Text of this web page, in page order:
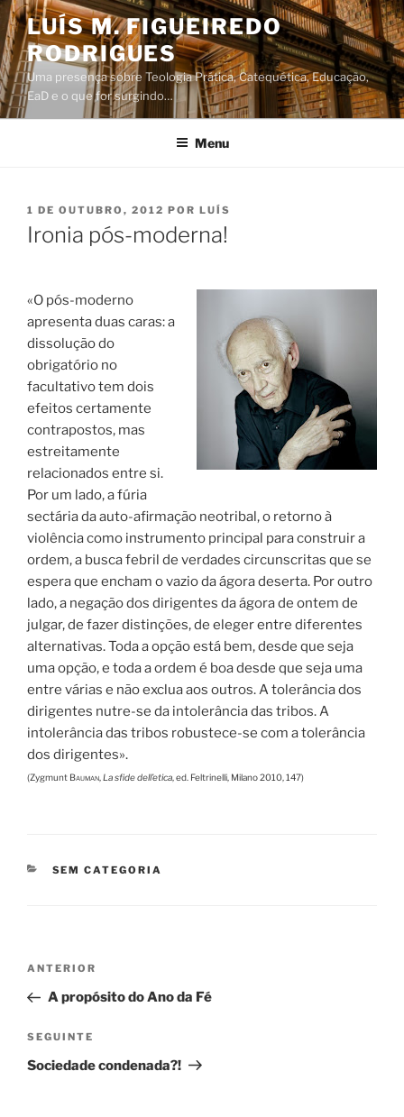
Saltar
para
o
conteúdo
LUÍS M. FIGUEIREDO
RODRIGUES
Uma presença sobre Teologia Prática, Catequética, Educação,
EaD e o que for surgindo…
Menu
PUBLICADO
EM
1 DE OUTUBRO, 2012 POR LUÍS
Ironia pós-moderna!
«O pós-moderno
apresenta duas caras: a
dissolução do
obrigatório no
facultativo tem dois
efeitos certamente
contrapostos, mas
estreitamente
relacionados entre si.
Por um lado, a fúria
sectária da auto-afirmação neotribal, o retorno à
violência como instrumento principal para construir a
ordem, a busca febril de verdades circunscritas que se
espera que encham o vazio da ágora deserta. Por outro
lado, a negação dos dirigentes da ágora de ontem de
julgar, de fazer distinções, de eleger entre diferentes
alternativas. Toda a opção está bem, desde que seja
uma opção, e toda a ordem é boa desde que seja uma
entre várias e não exclua aos outros. A tolerância dos
dirigentes nutre-se da intolerância das tribos. A
intolerância das tribos robustece-se com a tolerância
dos dirigentes».
(Zygmunt Bauman La sfide dell’etica , ed. Feltrinelli, Milano 2010, 147)
CATEGORIAS
SEM CATEGORIA
Navegação
artigos
Conteúdo
anterior
ANTERIOR
A propósito do Ano da Fé
Conteúdo
seguinte
SEGUINTE
Sociedade condenada?!